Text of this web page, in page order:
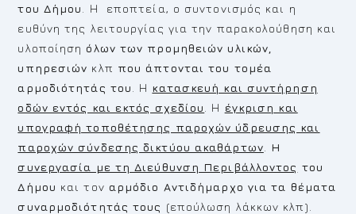
του Δήμου
. Η εποπτεία, ο συντονισμός και η
ευθύνη της λειτουργίας για την παρακολούθηση και
υλοποίησηόλων των προμηθειών υλικών,
υπηρεσιών κλπ που άπτονται του τομέα
αρμοδιότητάς του
. Η κατασκευή και συντήρηση
οδών εντός και εκτός σχεδίου
. Η έγκριση και
υπογραφή τοποθέτησης παροχών ύδρευσης και
παροχών σύνδεσης δικτύου ακαθάρτων
Η
συνεργασία με τη Διεύθυνση Περιβάλλοντος του
Δήμου και τον αρμόδιο Αντιδήμαρχο για τα θέματα
συναρμοδιότητάς τους (επούλωση λάκκων κλπ).